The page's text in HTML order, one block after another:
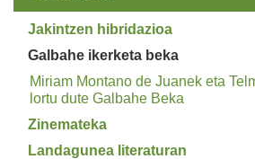
Jakintzen hibridazioa
Galbahe ikerketa beka
Miriam Montano de Juanek eta
lortu dute Galbahe Beka
Zinemateka
Landagunea literaturan